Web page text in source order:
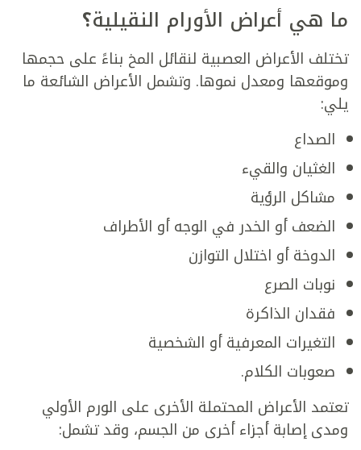
ما هي أعراض الأورام النقيلية؟
تختلف الأعراض العصبية لنقائل المخ بناءً على حجمها
وموقعها ومعدل نموها. وتشمل الأعراض الشائعة ما
يلي:
الصداع
الغثيان والقيء
مشاكل الرؤية
الضعف أو الخدر في الوجه أو الأطراف
الدوخة أو اختلال التوازن
نوبات الصرع
فقدان الذاكرة
التغيرات المعرفية أو الشخصية
صعوبات الكلام.
تعتمد الأعراض المحتملة الأخرى على الورم الأولي
ومدى إصابة أجزاء أخرى من الجسم، وقد تشمل: